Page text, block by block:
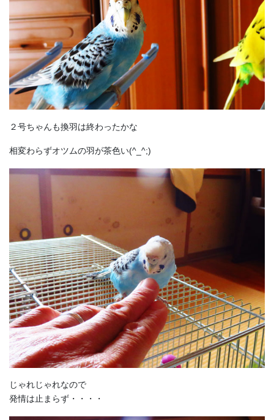
２号ちゃんも換羽は終わったかな
相変わらずオツムの羽が茶色い(^_^;)
じゃれじゃれなので
発情は止まらず・・・・